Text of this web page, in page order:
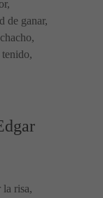
de ganar,
la risa,